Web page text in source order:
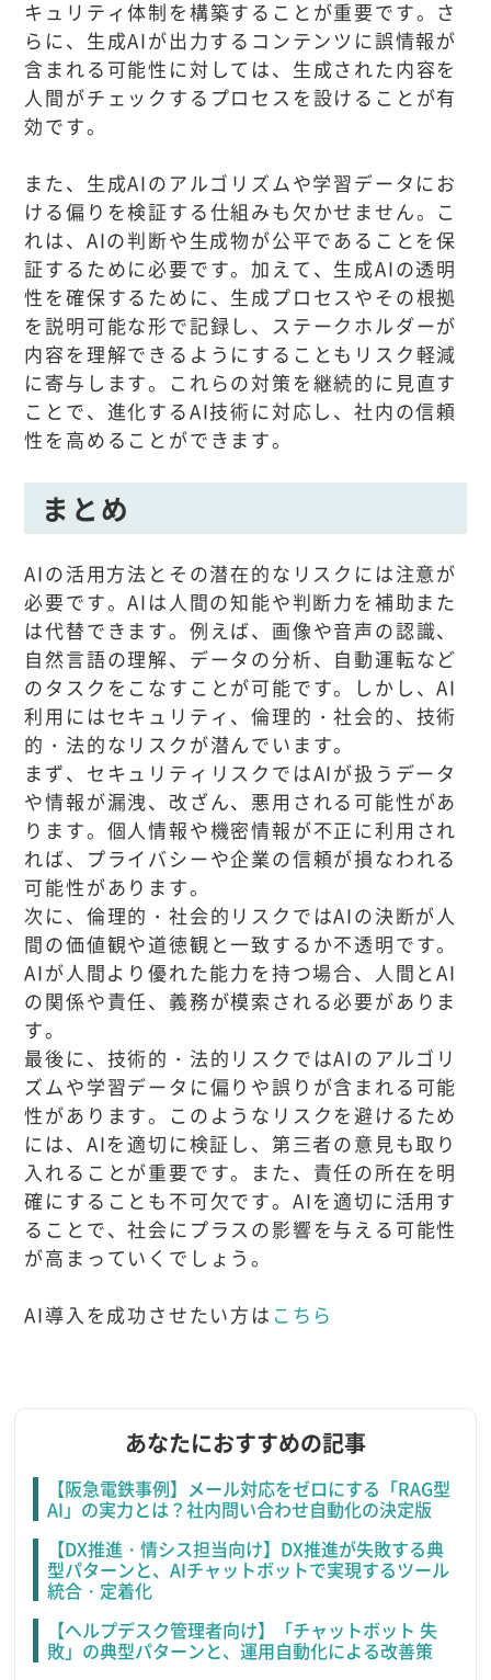
キュリティ体制を構築することが重要です。さ
らに、生成AIが出力するコンテンツに誤情報が
含まれる可能性に対しては、生成された内容を
人間がチェックするプロセスを設けることが有
効です。
また、生成AIのアルゴリズムや学習データにお
ける偏りを検証する仕組みも欠かせません。こ
れは、AIの判断や生成物が公平であることを保
証するために必要です。加えて、生成AIの透明
性を確保するために、生成プロセスやその根拠
を説明可能な形で記録し、ステークホルダーが
内容を理解できるようにすることもリスク軽減
に寄与します。これらの対策を継続的に見直す
ことで、進化するAI技術に対応し、社内の信頼
性を高めることができます。
まとめ
AIの活用方法とその潜在的なリスクには注意が
必要です。AIは人間の知能や判断力を補助また
は代替できます。例えば、画像や音声の認識、
自然言語の理解、データの分析、自動運転など
のタスクをこなすことが可能です。しかし、AI
利用にはセキュリティ、倫理的・社会的、技術
的・法的なリスクが潜んでいます。
まず、セキュリティリスクではAIが扱うデータ
や情報が漏洩、改ざん、悪用される可能性があ
ります。個人情報や機密情報が不正に利用され
れば、プライバシーや企業の信頼が損なわれる
可能性があります。
次に、倫理的・社会的リスクではAIの決断が人
間の価値観や道徳観と一致するか不透明です。
AIが人間より優れた能力を持つ場合、人間とAI
の関係や責任、義務が模索される必要がありま
す。
最後に、技術的・法的リスクではAIのアルゴリ
ズムや学習データに偏りや誤りが含まれる可能
性があります。このようなリスクを避けるため
には、AIを適切に検証し、第三者の意見も取り
入れることが重要です。また、責任の所在を明
確にすることも不可欠です。AIを適切に活用す
ることで、社会にプラスの影響を与える可能性
が高まっていくでしょう。
AI導入を成功させたい方は こちら
あなたにおすすめの記事
【阪急電鉄事例】メール対応をゼロにする「RAG型
AI」の実力とは？社内問い合わせ自動化の決定版
【DX推進・情シス担当向け】DX推進が失敗する典
型パターンと、AIチャットボットで実現するツール
統合・定着化
【ヘルプデスク管理者向け】「チャットボット 失
敗」の典型パターンと、運用自動化による改善策